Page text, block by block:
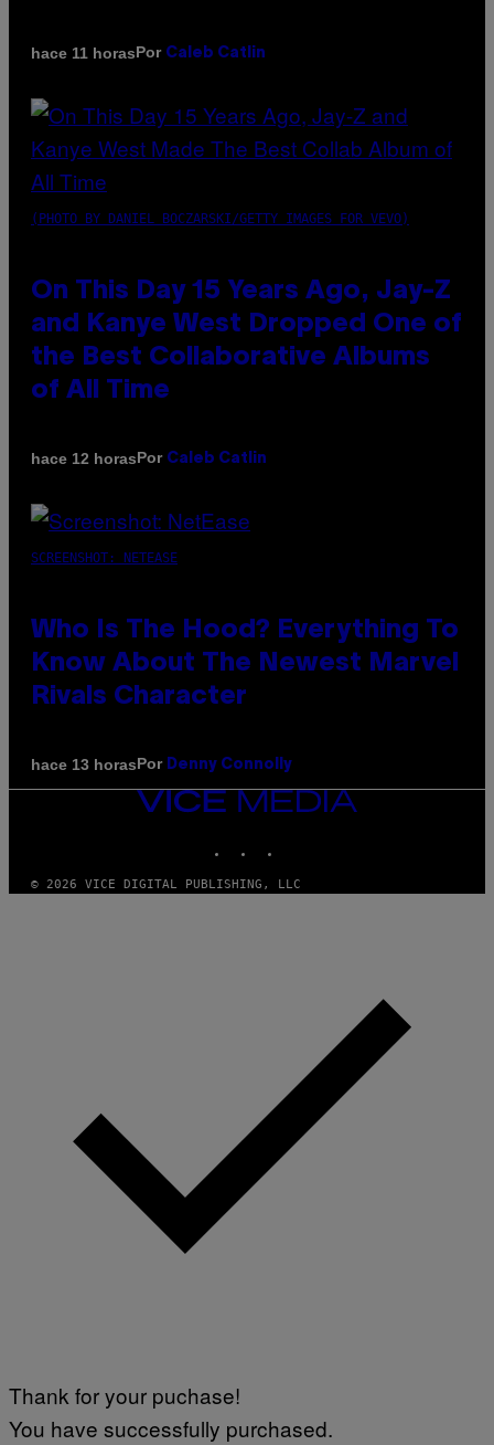
hace 11 horasPor Caleb Catlin
(PHOTO BY DANIEL BOCZARSKI/GETTY IMAGES FOR VEVO)
On This Day 15 Years Ago, Jay-Z
and Kanye West Dropped One of
the Best Collaborative Albums
of All Time
hace 12 horasPor Caleb Catlin
SCREENSHOT: NETEASE
Who Is The Hood? Everything To
Know About The Newest Marvel
Rivals Character
hace 13 horasPor Denny Connolly
VICE
© 2026 VICE DIGITAL PUBLISHING, LLC
Thank for your puchase!
You have successfully purchased.